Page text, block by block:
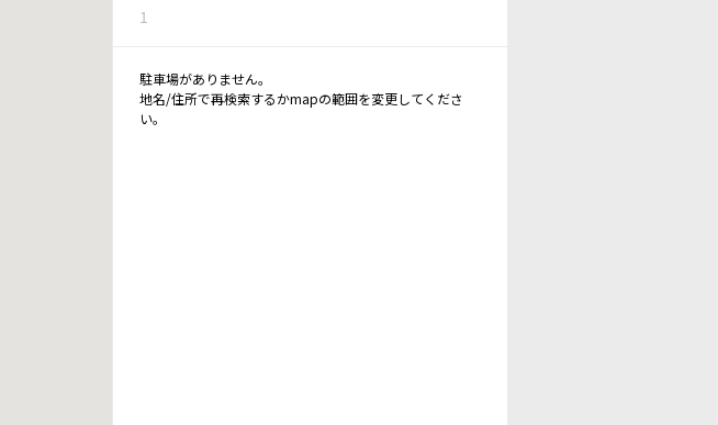
1
駐車場がありません。
地名/住所で再検索するかmapの範囲を変更してくださ
い。